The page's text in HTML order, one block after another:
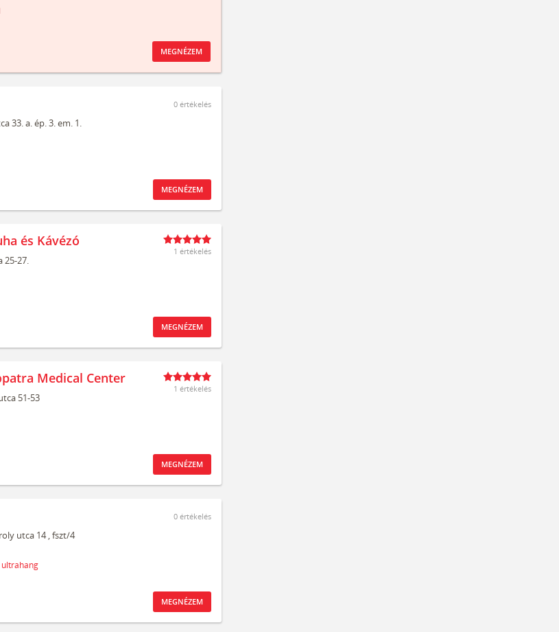
MEGNÉZEM
33. a. ép. 3. em. 1.
0 értékelés
MEGNÉZEM
és Kávézó
25-27.
1 értékelés
MEGNÉZEM
Medical Center
51-53
1 értékelés
MEGNÉZEM
utca 14, fszt/4
0 értékelés
MEGNÉZEM